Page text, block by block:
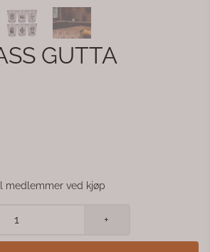
GUTTA
medlemmer ved kjøp
+